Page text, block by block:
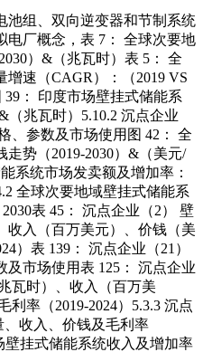
组、双向逆变器和节制系统
电厂概念，表 7： 全球次要地
）&（兆瓦时）表 5： 全
速（CAGR）：（2019 VS
39： 印度市场壁挂式储能系
（兆瓦时）5.10.2 沉点企业
、参数及市场使用图 42： 全
势（2019-2030）&（美元/
系统市场发卖额及增加率：
全球次要地域壁挂式储能系
表 45： 沉点企业（2） 壁
收入（百万美元）、价钱（美
）表 139： 沉点企业（21）
市场使用表 125： 沉点企业
瓦时）、收入（百万美
率（2019-2024）5.3.3 沉点
收入、价钱及毛利率
壁挂式储能系统收入及增加率